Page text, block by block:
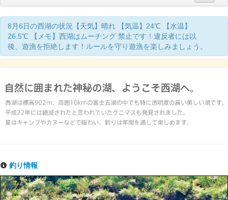
Home
釣り情報
マナーとお願い
クニマス展示館
漁協からのお知らせ
お問い合わせ
8月6日の西湖の状況【天気】晴れ 【気温】24℃ 【水温】
26.5℃ 【メモ】西湖はムーチング 禁止です！違反者には以
後、遊漁を拒絶します！ルールを守り遊漁を楽しみましょう。
釣り情報